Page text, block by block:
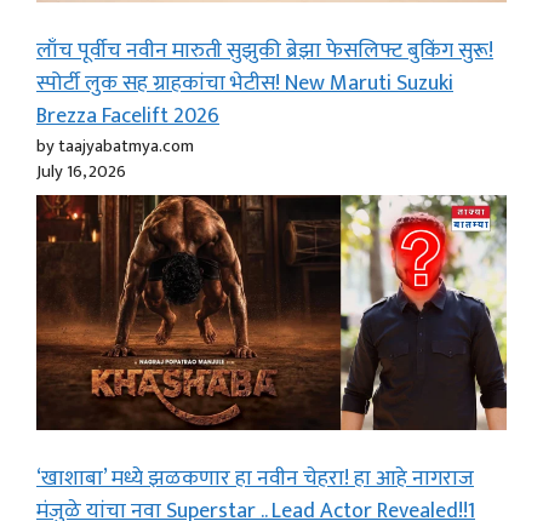
लाँच पूर्वीच नवीन मारुती सुझुकी ब्रेझा फेसलिफ्ट बुकिंग सुरू!
स्पोर्टी लुक सह ग्राहकांचा भेटीस! New Maruti Suzuki
Brezza Facelift 2026
by taajyabatmya.com
July 16, 2026
‘खाशाबा’ मध्ये झळकणार हा नवीन चेहरा! हा आहे नागराज
मंजुळे यांचा नवा Superstar .. Lead Actor Revealed!!1